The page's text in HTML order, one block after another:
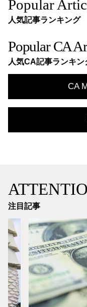
Popular
人気記事ランキング
Popular CA
人気CA記事ランキン
CA
注目記事